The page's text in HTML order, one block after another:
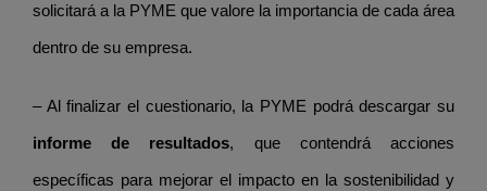
solicitará a la PYME que valore la importancia de cada área
dentro de su empresa.
– Al finalizar el cuestionario, la PYME podrá descargar su
informe de resultados, que contendrá acciones
específicas para mejorar el impacto en la sostenibilidad y